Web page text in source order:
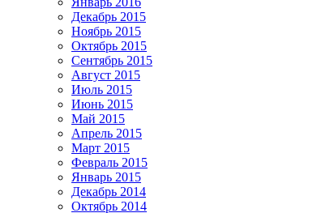
Декабрь 2015
Ноябрь 2015
Октябрь 2015
Сентябрь 2015
Август 2015
Июль 2015
Июнь 2015
Май 2015
Апрель 2015
Март 2015
Февраль 2015
Январь 2015
Декабрь 2014
Октябрь 2014